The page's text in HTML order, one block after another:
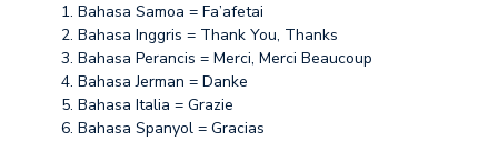
Bahasa Samoa = Fa’afetai
Bahasa Inggris = Thank You, Thanks
Bahasa Perancis = Merci, Merci Beaucoup
Bahasa Jerman = Danke
Bahasa Italia = Grazie
Bahasa Spanyol = Gracias